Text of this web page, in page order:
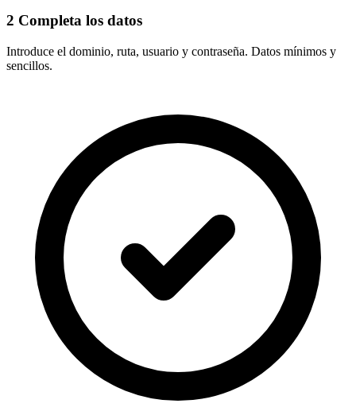
2 Completa los datos
Introduce el dominio, ruta, usuario y contraseña. Datos mínimos y
sencillos.